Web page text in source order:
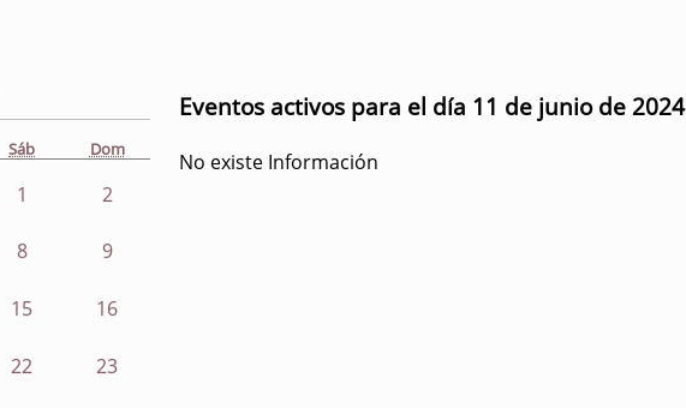
Sáb Dom
1 2
8 9
15 16
22 23
Eventos activos para el día 11 de junio de 2024
No existe Información